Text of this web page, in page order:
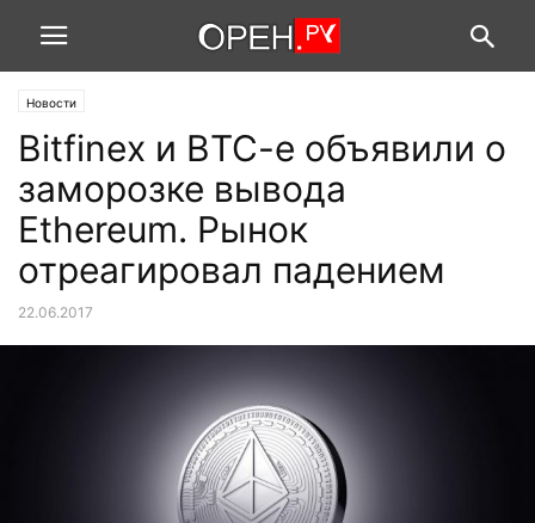
Новости
Bitfinex и BTC-e объявили о
заморозке вывода
Ethereum. Рынок
отреагировал падением
22.06.2017